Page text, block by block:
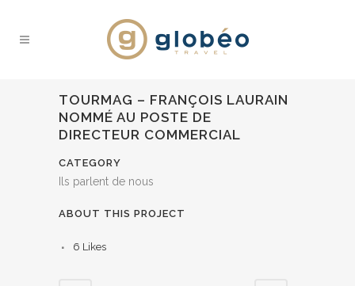
TOURMAG – FRANÇOIS LAURAIN
NOMMÉ AU POSTE DE
DIRECTEUR COMMERCIAL
CATEGORY
Ils parlent de nous
ABOUT THIS PROJECT
6 Likes